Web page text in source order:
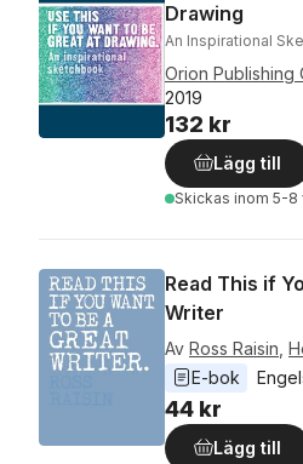
Drawing
An Inspirational
Orion Publishing
2019
132 kr
Lägg till
Skickas inom 5-8
Read This if
Writer
Av Ross Raisin
E-bok
44 kr
Lägg till